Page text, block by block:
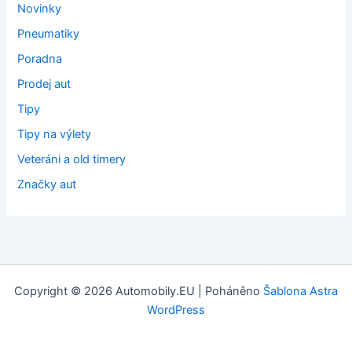
Novinky
Pneumatiky
Poradna
Prodej aut
Tipy
Tipy na výlety
Veteráni a old timery
Značky aut
Copyright © 2026 Automobily.EU | Poháněno Šablona Astra
WordPress